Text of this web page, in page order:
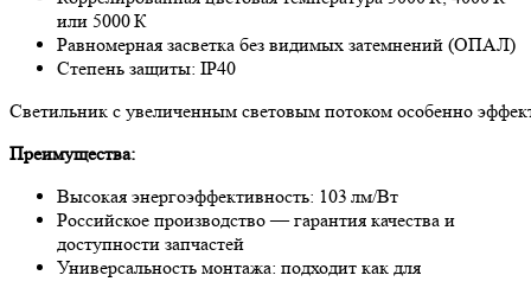
или 5000 К
Равномерная засветка без видимых затемнений (ОПАЛ)
Степень защиты: IP40
Светильник с увеличенным световым потоком особенно
Преимущества:
Высокая энергоэффективность: 103 лм/Вт
Российское производство — гарантия качества и
доступности запчастей
Универсальность монтажа: подходит как для